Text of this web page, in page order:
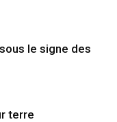
le signe des
terre